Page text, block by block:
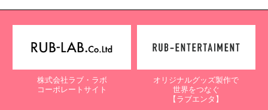
株式会社ラブ・ラボ
コーポレートサイト
オリジナルグッズ製作で
世界をつなぐ
【ラブエンタ】